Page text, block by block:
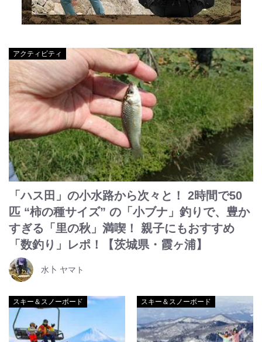
アクティビティ
「ハス田」の小水路から次々と！ 2時間で50
匹 “柿の種サイズ” の「小ブナ」釣りで、豊か
すぎる「里の秋」満喫！ 親子にもおすすめ
「数釣り」レポ！【茨城県・霞ヶ浦】
水卜 ヤマト
スキー＆スノーボード スキー＆スノーボード